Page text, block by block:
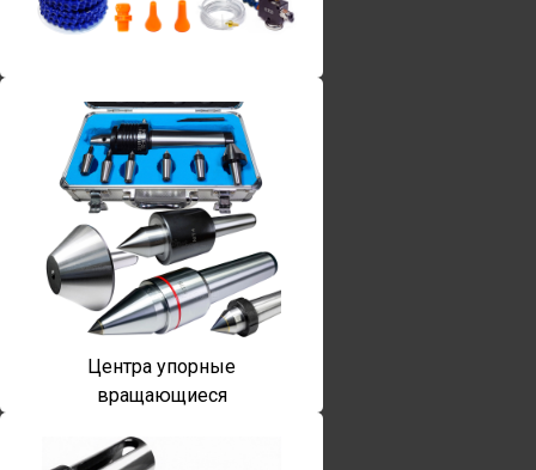
Винты torx
Центра упорные
вращающиеся